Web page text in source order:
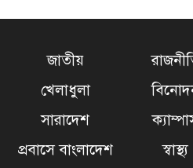
জাতীয়
খেলাধুলা
সারাদেশ
প্রবাসে বাংলাদেশ
স্বাস্থ্য